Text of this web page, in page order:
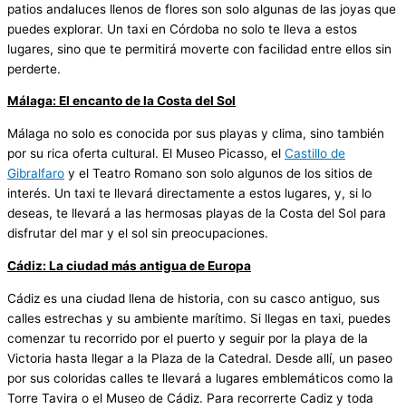
patios andaluces llenos de flores son solo algunas de las joyas que
puedes explorar. Un taxi en Córdoba no solo te lleva a estos
lugares, sino que te permitirá moverte con facilidad entre ellos sin
perderte.
Málaga: El encanto de la Costa del Sol
Málaga no solo es conocida por sus playas y clima, sino también
por su rica oferta cultural. El Museo Picasso, el Castillo de
Gibralfaro y el Teatro Romano son solo algunos de los sitios de
interés. Un taxi te llevará directamente a estos lugares, y, si lo
deseas, te llevará a las hermosas playas de la Costa del Sol para
disfrutar del mar y el sol sin preocupaciones.
Cádiz: La ciudad más antigua de Europa
Cádiz es una ciudad llena de historia, con su casco antiguo, sus
calles estrechas y su ambiente marítimo. Si llegas en taxi, puedes
comenzar tu recorrido por el puerto y seguir por la playa de la
Victoria hasta llegar a la Plaza de la Catedral. Desde allí, un paseo
por sus coloridas calles te llevará a lugares emblemáticos como la
Torre Tavira o el Museo de Cádiz. Para recorrerte Cadiz y toda